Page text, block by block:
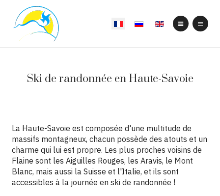
Select your language
Ski de randonnée en Haute-Savoie
La Haute-Savoie est composée d'une multitude de
massifs montagneux, chacun possède des atouts et un
charme qui lui est propre. Les plus proches voisins de
Flaine sont les Aiguilles Rouges, les Aravis, le Mont
Blanc, mais aussi la Suisse et l'Italie, et ils sont
accessibles à la journée en ski de randonnée !